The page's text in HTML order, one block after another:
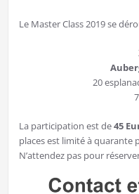
Le Master Class 2019 se
20
La participation est de45
places est limité à quarante
N’attendez pas pour